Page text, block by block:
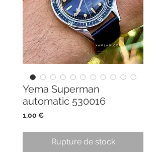
Yema Superman
automatic 530016
1,00 €Prix
Rupture de stock